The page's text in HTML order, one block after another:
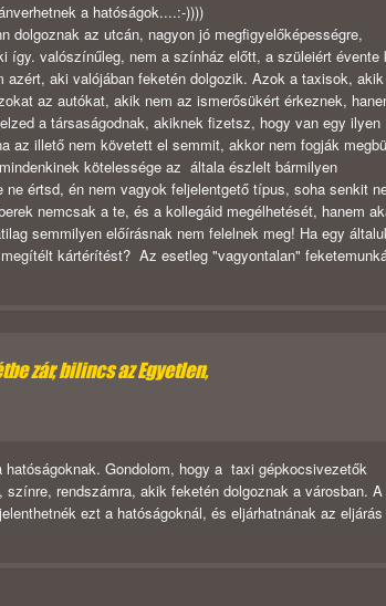
a hatóságok....:-))))
az utcán, nagyon jó megfigyelőképességre,
így. valószínűleg, nem a színház előtt, a szüleiért évente
aki valójában feketén dolgozik. Azok a taxisok,
az autókat, akik nem az ismerősükért érkeznek,
a társaságodnak, akiknek fizetsz, hogy van egy ilyen
az illető nem követett el semmit, akkor nem fogják
kötelessége az általa észlelt bármilyen
értsd, én nem vagyok feljelentgető típus, soha senkit
nemcsak a te, és a kollegáid megélhetését, hanem
semmilyen előírásnak nem felelnek meg! Ha egy
kártérítést? Az esetleg "vagyontalan"
zár, bilincs az Egyetlen,
Gondolom, hogy a taxi gépkocsivezetők
rendszámra, akik feketén dolgoznak a városban. A
ezt a hatóságoknál, és eljárhatnának az